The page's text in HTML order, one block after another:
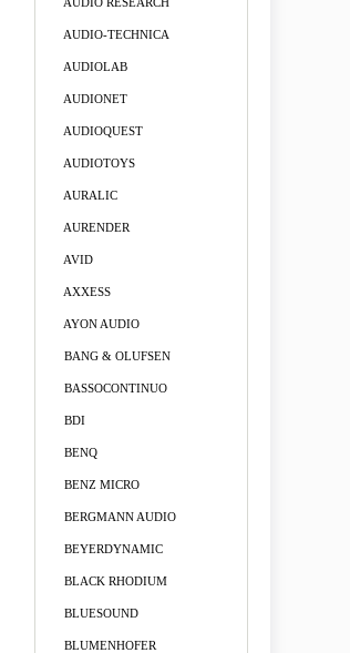
AUDIO-TECHNICA
AUDIOLAB
AUDIONET
AUDIOQUEST
AUDIOTOYS
AURALIC
AURENDER
AVID
AXXESS
AYON AUDIO
BANG & OLUFSEN
BASSOCONTINUO
BDI
BENQ
BENZ MICRO
BERGMANN AUDIO
BEYERDYNAMIC
BLACK RHODIUM
BLUESOUND
BLUMENHOFER